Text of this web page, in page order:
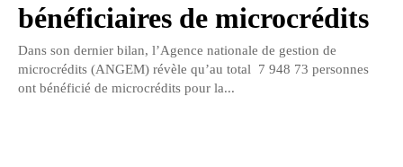
bénéficiaires de microcrédits
Dans son dernier bilan, l’Agence nationale de gestion de
microcrédits (ANGEM) révèle qu’au total 7 948 73 personnes
ont bénéficié de microcrédits pour la...